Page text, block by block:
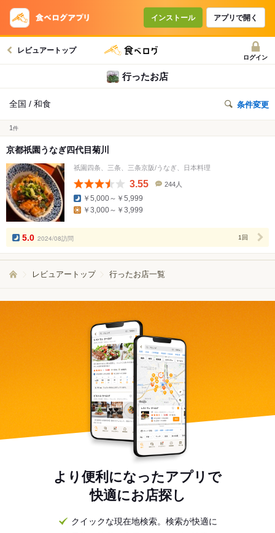
インストール アプリで開く
レビュアートップ
ログイン
行ったお店
全国 / 和食 条件変更
1 件
京都祇園うなぎ四代目菊川
祇園四条、三条、三条京阪/うなぎ、日本料理
3.55
数
244人
￥5,000～￥5,999
￥3,000～￥3,999
5.0 2024/08訪問 1回
レビュアートップ 行ったお店一覧
より便利になったアプリで
快適にお店探し
クイックな現在地検索。検索が快適に